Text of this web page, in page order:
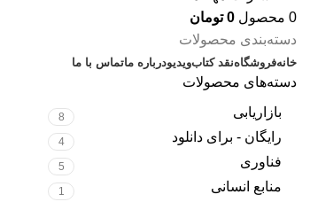
0 محصول 0 تومان
دسته‌بندی محصولات
خانهفروشگاهنقد کتابویدیودرباره‌ ماتماس با ما
دسته‌های محصولات
بازاریابی
8
رایگان - برای دانلود 4
فناوری 5
منابع انسانی 1